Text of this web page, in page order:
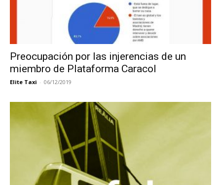
Preocupación por las injerencias de un
miembro de Plataforma Caracol
Elite Taxi - 06/12/2019